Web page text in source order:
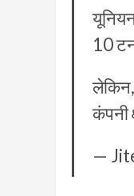
10
कंपनी
—